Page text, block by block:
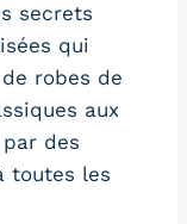
secrets
qui
robes de
aux
des
toutes les